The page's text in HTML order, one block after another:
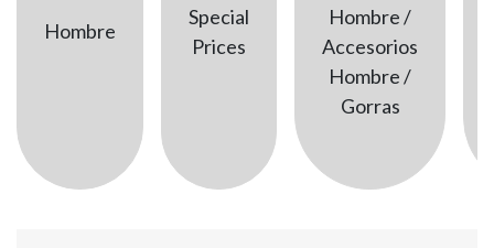
Hombre
Special
Prices
Hombre /
Accesorios
Hombre /
Gorras